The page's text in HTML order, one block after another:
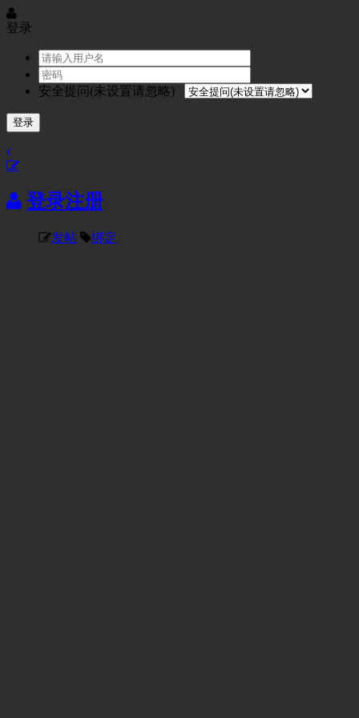
登录
安全提问(未设置请忽略)
登录
登录注册
发帖 绑定